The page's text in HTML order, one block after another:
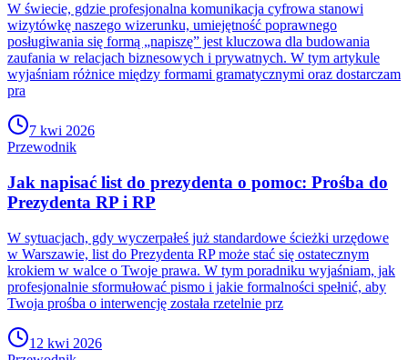
W świecie, gdzie profesjonalna komunikacja cyfrowa stanowi
wizytówkę naszego wizerunku, umiejętność poprawnego
posługiwania się formą „napiszę” jest kluczowa dla budowania
zaufania w relacjach biznesowych i prywatnych. W tym artykule
wyjaśniam różnice między formami gramatycznymi oraz dostarczam
pra
7 kwi 2026
Przewodnik
Jak napisać list do prezydenta o pomoc: Prośba do
Prezydenta RP i RP
W sytuacjach, gdy wyczerpałeś już standardowe ścieżki urzędowe
w Warszawie, list do Prezydenta RP może stać się ostatecznym
krokiem w walce o Twoje prawa. W tym poradniku wyjaśniam, jak
profesjonalnie sformułować pismo i jakie formalności spełnić, aby
Twoja prośba o interwencję została rzetelnie prz
12 kwi 2026